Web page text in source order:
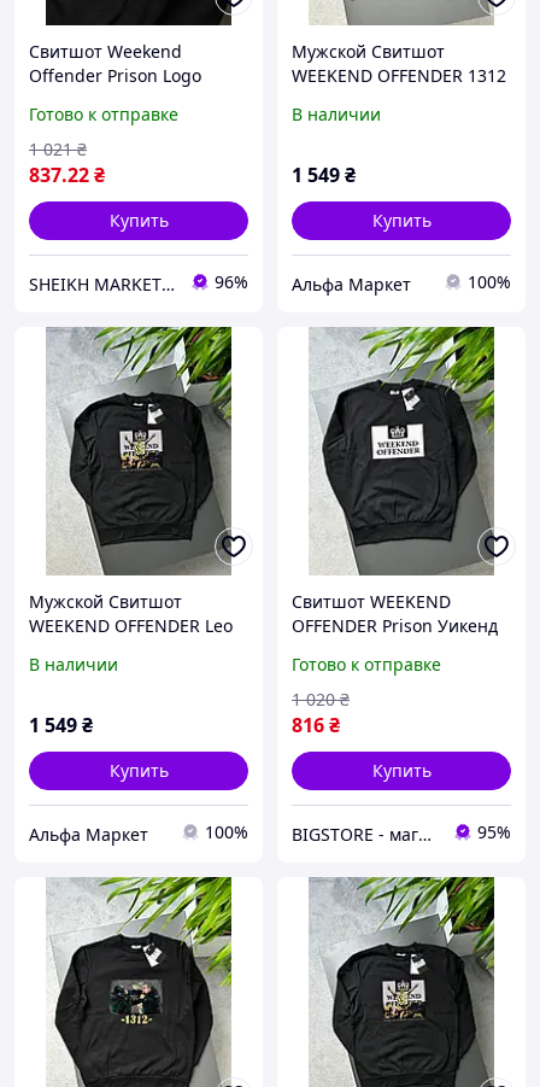
Свитшот Weekend
Offender Prison Logo
Оффендер Призон
Готово к отправке
837.22₴
1 021 ₴
Купить
SHEIKH MARKET - магазин одежды 96%
Мужской Свитшот
WEEKEND OFFENDER 1312
мужская WEEKEND
В наличии
1 549₴
Купить
Альфа Маркет 100%
Мужской Свитшот
WEEKEND OFFENDER Leo
черный WEEKEND
мужской
В наличии
1 549₴
Купить
Альфа Маркет 100%
Свитшот WEEKEND
OFFENDER Prison Уикенд
мужская кофта кэжуал
Готово к отправке
816₴
1 020 ₴
Купить
BIGSTORE - магазин одежды 95%